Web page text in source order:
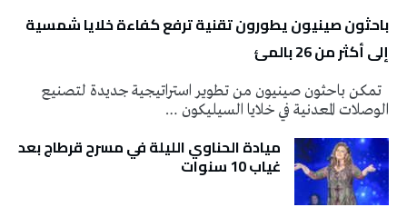
باحثون صينيون يطورون تقنية ترفع كفاءة خلايا شمسية
إلى أكثر من 26 بالمئ
تمكن باحثون صينيون من تطوير استراتيجية جديدة لتصنيع
الوصلات المعدنية في خلايا السيليكون …
ميادة الحناوي الليلة في مسرح قرطاج بعد
غياب 10 سنوات